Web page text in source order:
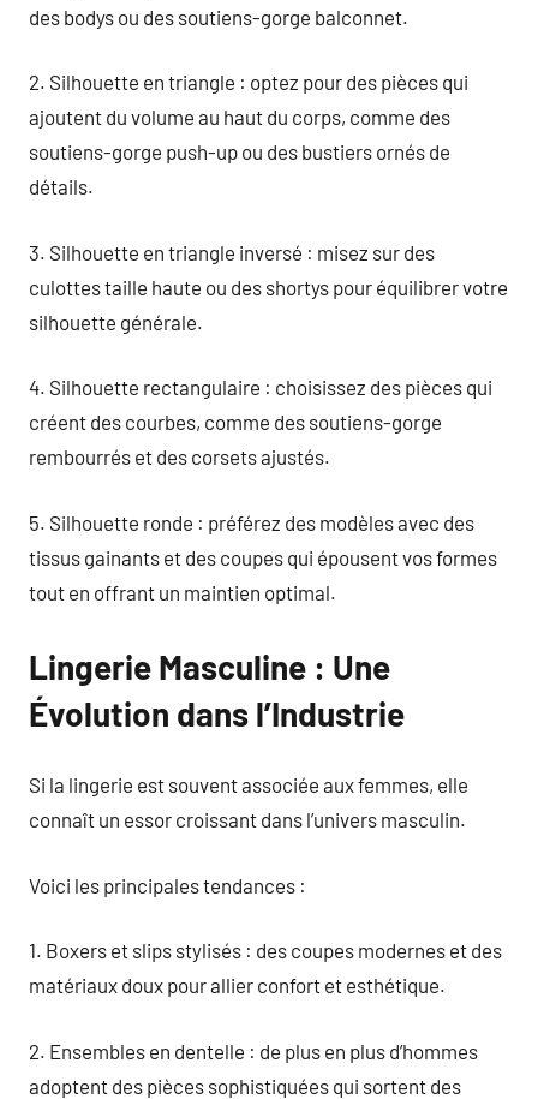
des bodys ou des soutiens-gorge balconnet.
2. Silhouette en triangle : optez pour des pièces qui
ajoutent du volume au haut du corps, comme des
soutiens-gorge push-up ou des bustiers ornés de
détails.
3. Silhouette en triangle inversé : misez sur des
culottes taille haute ou des shortys pour équilibrer votre
silhouette générale.
4. Silhouette rectangulaire : choisissez des pièces qui
créent des courbes, comme des soutiens-gorge
rembourrés et des corsets ajustés.
5. Silhouette ronde : préférez des modèles avec des
tissus gainants et des coupes qui épousent vos formes
tout en offrant un maintien optimal.
Lingerie Masculine : Une
Évolution dans l’Industrie
Si la lingerie est souvent associée aux femmes, elle
connaît un essor croissant dans l’univers masculin.
Voici les principales tendances :
1. Boxers et slips stylisés : des coupes modernes et des
matériaux doux pour allier confort et esthétique.
2. Ensembles en dentelle : de plus en plus d’hommes
adoptent des pièces sophistiquées qui sortent des